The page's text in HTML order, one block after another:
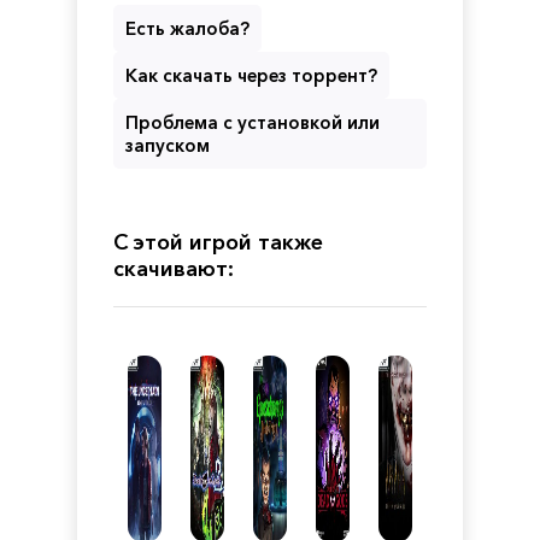
Есть жалоба?
Как скачать через торрент?
Проблема с установкой или
запуском
С этой игрой также
скачивают: